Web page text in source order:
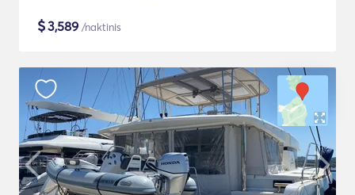
$3,589 /naktinis